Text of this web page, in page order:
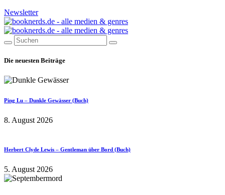
Newsletter
Die neuesten Beiträge
Ping Lu – Dunkle Gewässer (Buch)
8. August 2026
Herbert Clyde Lewis – Gentleman über Bord (Buch)
5. August 2026